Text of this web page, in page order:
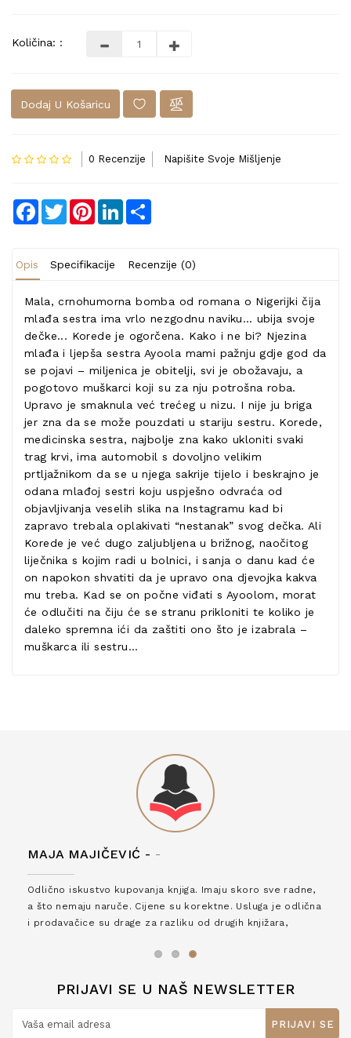
Količina: :
Dodaj U Košaricu
0 Recenzije Napišite Svoje Mišljenje
Facebook
TwitterPinterestLinkedIn
Opis Specifikacije Recenzije (0)
Mala, crnohumorna bomba od romana o Nigerijki čija
mlađa sestra ima vrlo nezgodnu naviku… ubija svoje
dečke... Korede je ogorčena. Kako i ne bi? Njezina
mlađa i ljepša sestra Ayoola mami pažnju gdje god da
se pojavi – miljenica je obitelji, svi je obožavaju, a
pogotovo muškarci koji su za nju potrošna roba.
Upravo je smaknula već trećeg u nizu. I nije ju briga
jer zna da se može pouzdati u stariju sestru. Korede,
medicinska sestra, najbolje zna kako ukloniti svaki
trag krvi, ima automobil s dovoljno velikim
prtljažnikom da se u njega sakrije tijelo i beskrajno je
odana mlađoj sestri koju uspješno odvraća od
objavljivanja veselih slika na Instagramu kad bi
zapravo trebala oplakivati “nestanak” svog dečka. Ali
Korede je već dugo zaljubljena u brižnog, naočitog
liječnika s kojim radi u bolnici, i sanja o danu kad će
on napokon shvatiti da je upravo ona djevojka kakva
mu treba. Kad se on počne viđati s Ayoolom, morat
će odlučiti na čiju će se stranu prikloniti te koliko je
daleko spremna ići da zaštiti ono što je izabrala –
muškarca ili sestru…
MAJA MAJIČEVIĆ - -
Odlično iskustvo kupovanja knjiga. Imaju skoro sve radne,
a što nemaju naruče. Cijene su korektne. Usluga je odlična
i prodavačice su drage za razliku od drugih knjižara,
PRIJAVI SE U NAŠ NEWSLETTER
PRIJAVI SE